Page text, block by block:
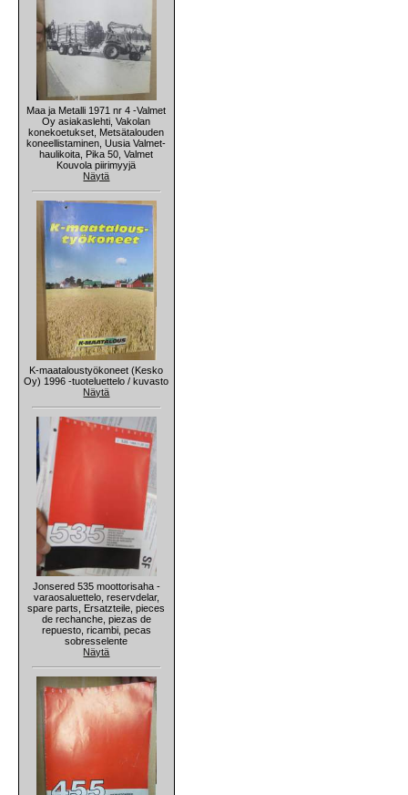
Maa ja Metalli 1971 nr 4 -Valmet
Oy asiakaslehti, Vakolan
konekoetukset, Metsätalouden
koneellistaminen, Uusia Valmet-
haulikoita, Pika 50, Valmet
Kouvola piirimyyjä
Näytä
K-maataloustyökoneet (Kesko
Oy) 1996 -tuoteluettelo / kuvasto
Näytä
Jonsered 535 moottorisaha -
varaosaluettelo, reservdelar,
spare parts, Ersatzteile, pieces
de rechanche, piezas de
repuesto, ricambi, pecas
sobresselente
Näytä